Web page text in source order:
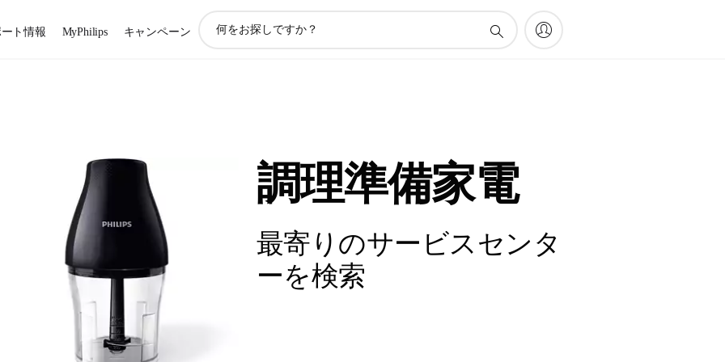
ト情報 MyPhilips キャンペーン
調理準備家電
最寄りのサービスセンタ
ーを検索